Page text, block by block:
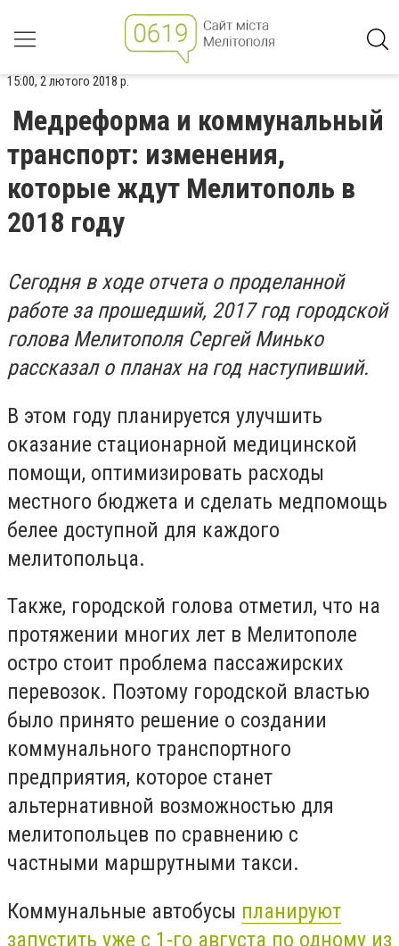
15:00, 2 лютого 2018 р.
Медреформа и коммунальный
транспорт: изменения,
которые ждут Мелитополь в
2018 году
Сегодня в ходе отчета о проделанной
работе за прошедший, 2017 год городской
голова Мелитополя Сергей Минько
рассказал о планах на год наступивший.
В этом году планируется улучшить
оказание стационарной медицинской
помощи, оптимизировать расходы
местного бюджета и сделать медпомощь
белее доступной для каждого
мелитопольца.
Также, городской голова отметил, что на
протяжении многих лет в Мелитополе
остро стоит проблема пассажирских
перевозок. Поэтому городской властью
было принято решение о создании
коммунального транспортного
предприятия, которое станет
альтернативной возможностью для
мелитопольцев по сравнению с
частными маршрутными такси.
Коммунальные автобусы планируют
запустить уже с 1-го августа по одному из